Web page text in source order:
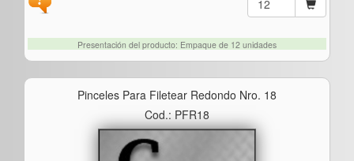
Presentación del producto: Empaque de 12 unidades
Pinceles Para Filetear Redondo Nro. 18
Cod.: PFR18